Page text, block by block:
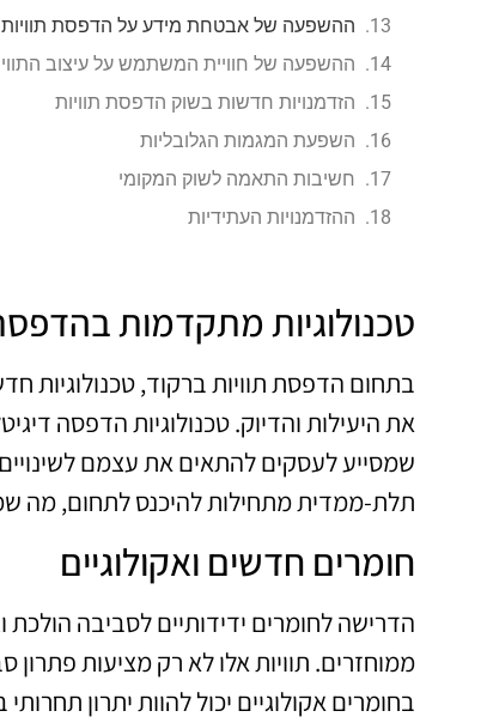
ההשפעה של אבטחת מידע על הדפסת תוויות
ההשפעה של חוויית המשתמש על עיצוב
הזדמנויות חדשות בשוק הדפסת תוויות
השפעת המגמות הגלובליות
חשיבות התאמה לשוק המקומי
ההזדמנויות העתידיות
טכנולוגיות מתקדמות
בתחום הדפסת תוויות ברקוד, טכנולוגיות
את היעילות והדיוק. טכנולוגיות הדפסה
שמסייע לעסקים להתאים את עצמם
תלת-ממדית מתחילות להיכנס לתחום, מה
חומרים חדשים ואקולוגיים
הדרישה לחומרים ידידותיים לסביבה הולכת
ממוחזרים. תוויות אלו לא רק מציעות
בחומרים אקולוגיים יכול להוות יתרון